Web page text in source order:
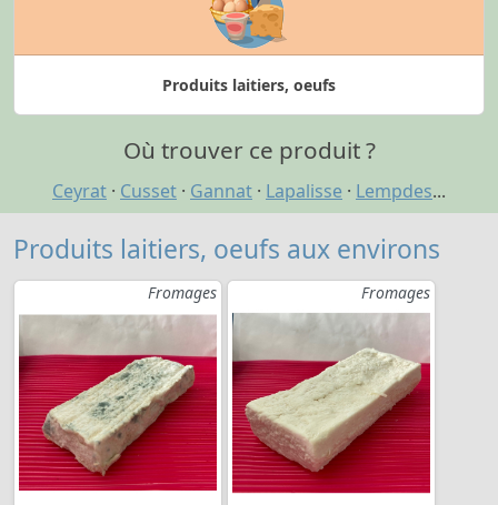
Produits laitiers, oeufs
Où trouver ce produit ?
Ceyrat · Cusset · Gannat · Lapalisse · Lempdes...
Produits laitiers, oeufs aux environs
Fromages Fromages